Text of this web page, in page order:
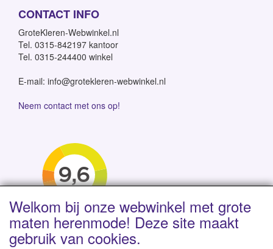
CONTACT INFO
GroteKleren-Webwinkel.nl
Tel. 0315-842197 kantoor
Tel. 0315-244400 winkel
E-mail: info@grotekleren-webwinkel.nl
Neem contact met ons op!
Welkom bij onze webwinkel met grote
maten herenmode! Deze site maakt
gebruik van cookies.